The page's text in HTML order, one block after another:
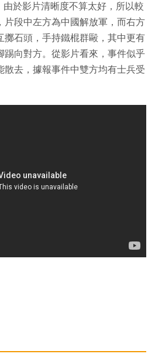
由於影片清晰度不算太好，所以較
片段中左方為中國解放軍，而右方
擲石頭，手持鐵棍群毆，其中更有
踢向對方。從影片看來，事件似乎
散去，據報事件中雙方均有士兵受